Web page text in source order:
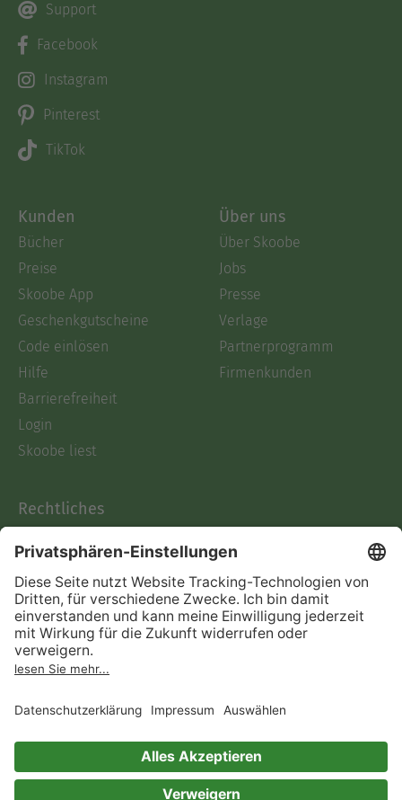
Support
Facebook
Instagram
Pinterest
TikTok
Kunden
Bücher
Preise
Skoobe App
Geschenkgutscheine
Code einlösen
Hilfe
Barrierefreiheit
Login
Skoobe liest
Über uns
Über Skoobe
Jobs
Presse
Verlage
Partnerprogramm
Firmenkunden
Rechtliches
AGB
Informationen nach Data
Act
Verträge hier kündigen
Impressum
Immer ein gutes Buch